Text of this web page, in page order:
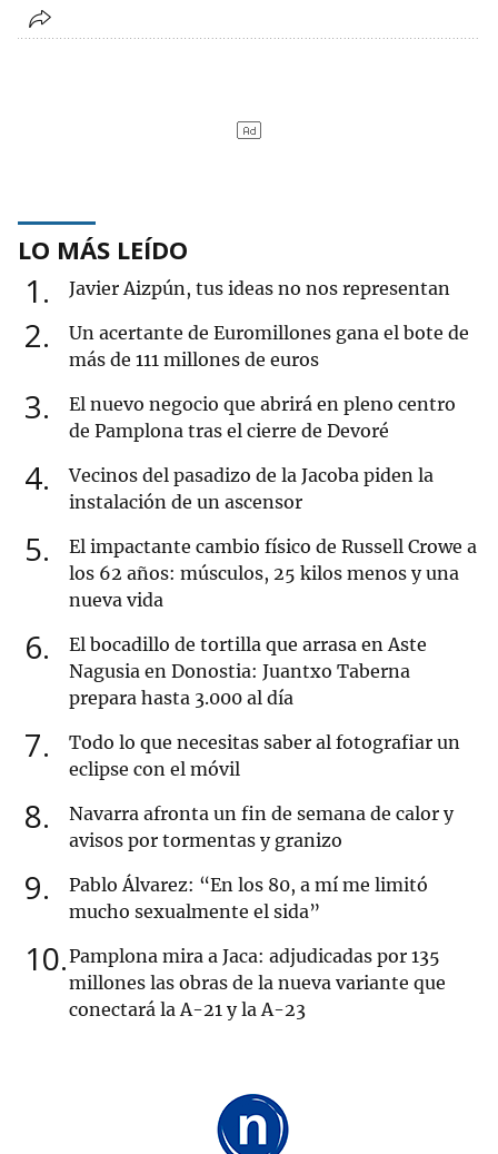
LO MÁS LEÍDO
1 Javier Aizpún, tus ideas no nos representan
2
Un acertante de Euromillones gana el bote de
más de 111 millones de euros
3
El nuevo negocio que abrirá en pleno centro
de Pamplona tras el cierre de Devoré
4
Vecinos del pasadizo de la Jacoba piden la
instalación de un ascensor
5
El impactante cambio físico de Russell Crowe a
los 62 años: músculos, 25 kilos menos y una
nueva vida
6
El bocadillo de tortilla que arrasa en Aste
Nagusia en Donostia: Juantxo Taberna
prepara hasta 3.000 al día
7
Todo lo que necesitas saber al fotografiar un
eclipse con el móvil
8
Navarra afronta un fin de semana de calor y
avisos por tormentas y granizo
9
Pablo Álvarez: “En los 80, a mí me limitó
mucho sexualmente el sida”
10 Pamplona mira a Jaca: adjudicadas por 135
millones las obras de la nueva variante que
conectará la A-21 y la A-23